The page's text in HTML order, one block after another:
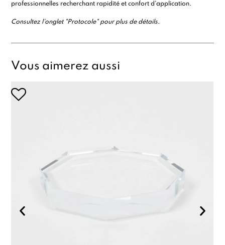
professionnelles recherchant rapidité et confort d’application.
Consultez l'onglet "Protocole" pour plus de détails.
Vous aimerez aussi